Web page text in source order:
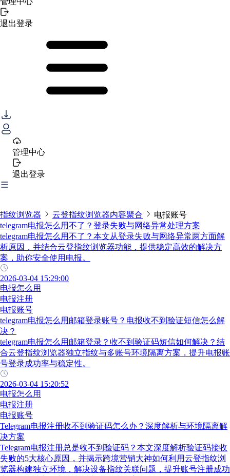
退出登录
管理中心
退出登录
指纹浏览器 云登指纹浏览器内容聚合
电报账号
telegram电报怎么用不了？登录失败与网络异常处理方案
telegram电报怎么用不了？本文从登录失败与网络异常两方面解
析原因，并结合云登指纹浏览器功能，提供稳定高效的解决方
案，助你安全使用电报。
2026-03-04 15:29:00
电报怎么用
电报注册
电报账号
telegram电报怎么用邮箱登录账号？电报收不到验证短信怎么解
决？
telegram电报怎么用邮箱登录？收不到验证码短信如何解决？结
合云登指纹浏览器独立指纹与多账号环境隔离方案，提升电报账
号登录成功率与稳定性。
2026-03-04 15:20:52
电报怎么用
电报注册
电报账号
Telegram电报注册收不到验证码怎么办？深度解析与环境隔离解
决方案
Telegram电报注册总是收不到验证码？本文深度解析验证码接收
失败的5大核心原因，并揭示跨境营销大神如何利用云登指纹浏
览器构建独立环境，解决设备指纹关联问题，提升账号注册成功